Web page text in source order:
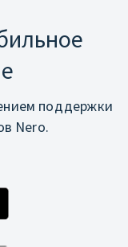
поддержки
Nero.